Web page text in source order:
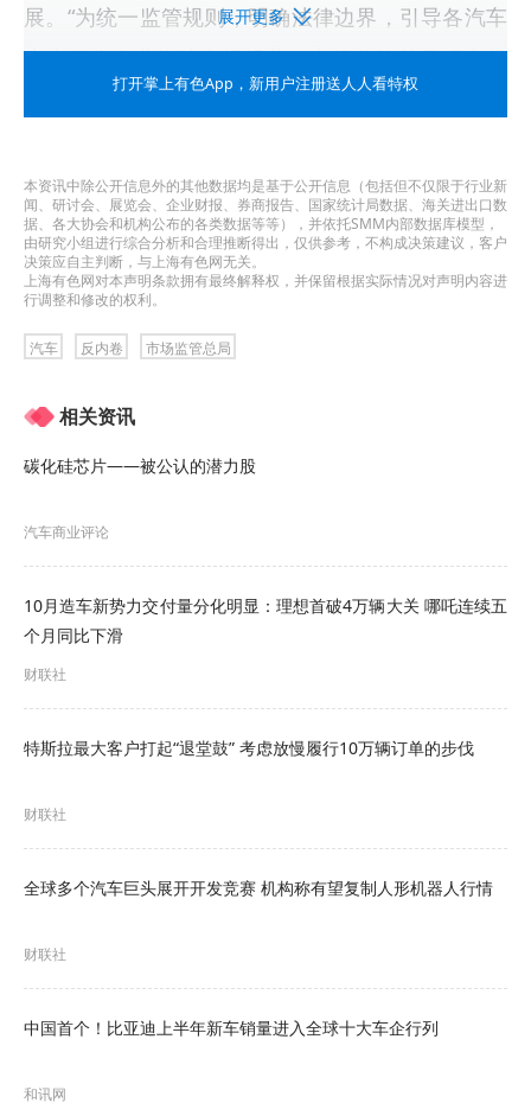
展。“为统一监管规则，明确法律边界，引导各汽车
生产销售企业依法合规经营，市场监管总局研究起
草了《指南》。”
生产成本为基础、市场供求为导向的定价策略，对
所属整车销售、金融服务等环节实行全链条价格行
为管理，确保价格行为规范。”在征求意见稿发布
南》明确提示了汽车生产企业除了依法降价处理积
压商品外，不得以排挤竞争对手或者独占市场为目
亦先后作出承诺。其中，率先表态的北汽集团称，
表示，全面审视并持续优化自身的价格管理与合规
体系，确保从产品定价到销售服务的每一个环节都
更加透明、规范。承诺将严格遵守明码标价原则，
保障消费者的知情权与选择权，坚决杜绝任何形式
“承诺将严格落实规范价格竞争行为的要求保障消费
者的利益，坚决杜绝任何形式的价格欺诈和不正当
协作共赢发展生态助力汽车产业高质量发展。”作为
展开更多
打开掌上有色App ，新用户注册送人人看特权
本资讯中除公开信息外的其他数据均是基于公开信息（包括但不仅限于行业新
闻、研讨会、展览会、企业财报、券商报告、国家统计局数据、海关进出口数
据、各大协会和机构公布的各类数据等等），并依托SMM内部数据库模型，
由研究小组进行综合分析和合理推断得出，仅供参考，不构成决策建议，客户
决策应自主判断，与上海有色网无关。
上海有色网对本声明条款拥有最终解释权，并保留根据实际情况对声明内容进
行调整和修改的权利。
汽车 反内卷 市场监管总局
相关资讯
碳化硅芯片——被公认的潜力股
汽车商业评论
10月造车新势力交付量分化明显：理想首破4万辆大关 哪吒连续五
个月同比下滑
财联社
特斯拉最大客户打起“退堂鼓” 考虑放慢履行10万辆订单的步伐
财联社
全球多个汽车巨头展开开发竞赛 机构称有望复制人形机器人行情
财联社
中国首个！比亚迪上半年新车销量进入全球十大车企行列
和讯网